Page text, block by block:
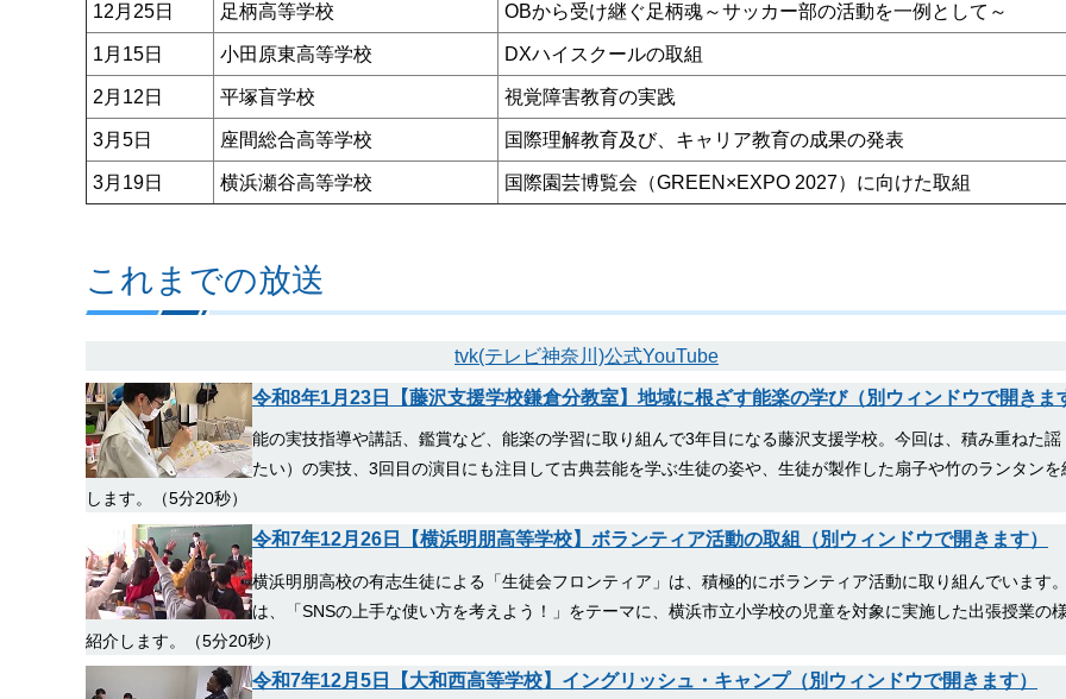
12月25日 足柄高等学校 OBから受け継ぐ足柄魂～サッカー部の活動を一例として～
1月15日 小田原東高等学校 DXハイスクールの取組
2月12日 平塚盲学校 視覚障害教育の実践
3月5日 座間総合高等学校 国際理解教育及び、キャリア教育の成果の発表
3月19日 横浜瀬谷高等学校 国際園芸博覧会（GREEN×EXPO 2027）に向けた取組
これまでの放送
tvk(テレビ神奈川)公式YouTube
令和8年1月23日【藤沢支援学校鎌倉分教室】地域に根ざす能楽の学び（別ウィンドウで開きま
能の実技指導や講話、鑑賞など、能楽の学習に取り組んで3年目になる藤沢支援学校。今回は、積み重ねた謡
たい）の実技、3回目の演目にも注目して古典芸能を学ぶ生徒の姿や、生徒が製作した扇子や竹のランタンを
します。（5分20秒）
令和7年12月26日【横浜明朋高等学校】ボランティア活動の取組（別ウィンドウで開きます）
横浜明朋高校の有志生徒による「生徒会フロンティア」は、積極的にボランティア活動に取り組んでいます
は、「SNSの上手な使い方を考えよう！」をテーマに、横浜市立小学校の児童を対象に実施した出張授業の
紹介します。（5分20秒）
令和7年12月5日【大和西高等学校】イングリッシュ・キャンプ（別ウィンドウで開きます）